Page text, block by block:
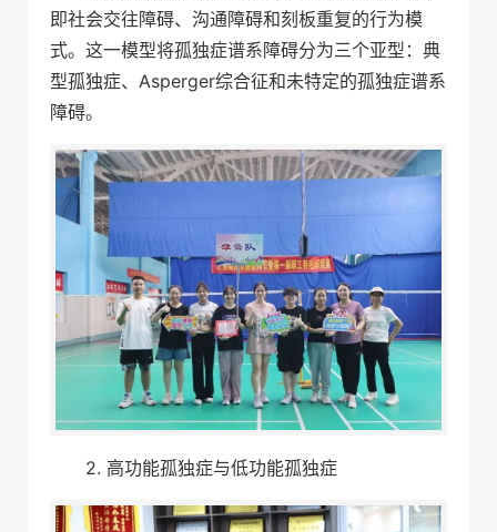
即社会交往障碍、沟通障碍和刻板重复的行为模
式。这一模型将孤独症谱系障碍分为三个亚型：典
型孤独症、Asperger综合征和未特定的孤独症谱系
障碍。
2. 高功能孤独症与低功能孤独症